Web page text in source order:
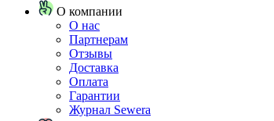
О компании
О нас
Партнерам
Отзывы
Доставка
Оплата
Гарантии
Журнал Sewera